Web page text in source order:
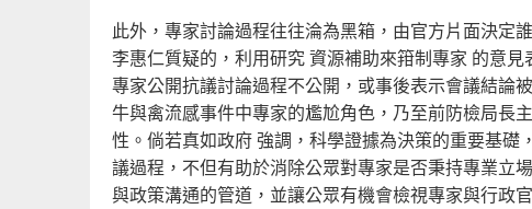
此外，專家討論過程往往淪為黑箱，由官方片面決定
李惠仁質疑的，利用研究 資源補助來箝制專家 的意
專家公開抗議討論過程不公開，或事後表示會議結論
牛與禽流感事件中專家的尷尬角色，乃至前防檢局長
性。倘若真如政府 強調，科學證據為決策的重要基
議過程，不但有助於消除公眾對專家是否秉持專業立
與政策溝通的管道，並讓公眾有機會檢視專家與行政